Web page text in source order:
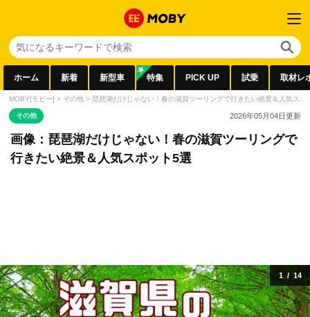
ホーム 新着 新型車 特集 PICK UP 試乗 取材レ
MOBY[モビー] > その他 > 琵琶湖だけじゃない！春の滋賀ツーリングで行きたい絶景＆人気スポ
その他 2026年05月04日更新
画像：琵琶湖だけじゃない！春の滋賀ツーリングで
行きたい絶景＆人気スポット5選
1/ 14